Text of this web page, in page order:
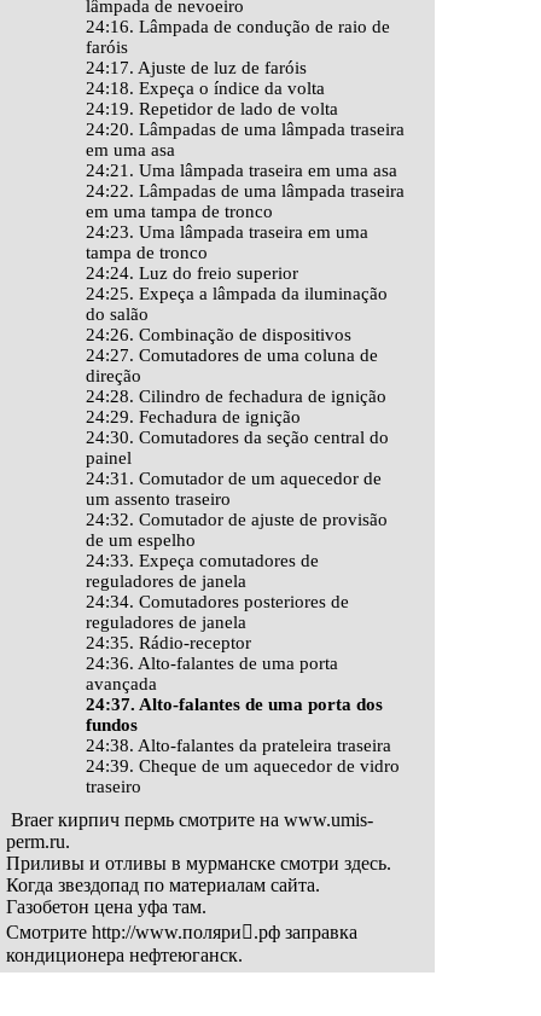
lâmpada de nevoeiro
24:16. Lâmpada de condução de raio de
faróis
24:17. Ajuste de luz de faróis
24:18. Expeça o índice da volta
24:19. Repetidor de lado de volta
24:20. Lâmpadas de uma lâmpada traseira
em uma asa
24:21. Uma lâmpada traseira em uma asa
24:22. Lâmpadas de uma lâmpada traseira
em uma tampa de tronco
24:23. Uma lâmpada traseira em uma
tampa de tronco
24:24. Luz do freio superior
24:25. Expeça a lâmpada da iluminação
do salão
24:26. Combinação de dispositivos
24:27. Comutadores de uma coluna de
direção
24:28. Cilindro de fechadura de ignição
24:29. Fechadura de ignição
24:30. Comutadores da seção central do
painel
24:31. Comutador de um aquecedor de
um assento traseiro
24:32. Comutador de ajuste de provisão
de um espelho
24:33. Expeça comutadores de
reguladores de janela
24:34. Comutadores posteriores de
reguladores de janela
24:35. Rádio-receptor
24:36. Alto-falantes de uma porta
avançada
24:37. Alto-falantes de uma porta dos
fundos
24:38. Alto-falantes da prateleira traseira
24:39. Cheque de um aquecedor de vidro
traseiro
Braer кирпич пермь смотрите на www.umis-
perm.ru.
Приливы и отливы в мурманске смотри здесь.
Когда звездопад по материалам сайта.
Газобетон цена уфа там.
Смотрите http://www.поляри𚦺.рф заправка
кондиционера нефтеюганск.